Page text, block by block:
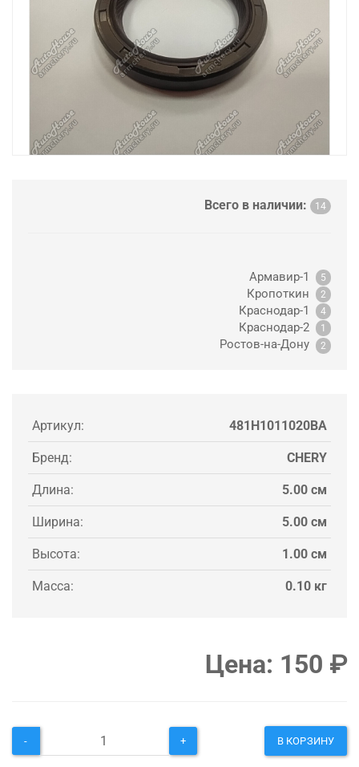
Всего в наличии: 14
Армавир-1 5
Кропоткин 2
Краснодар-1 4
Краснодар-2 1
Ростов-на-Дону 2
Артикул: 481H1011020BA
Бренд: CHERY
Длина: 5.00 см
Ширина: 5.00 см
Высота: 1.00 см
Масса: 0.10 кг
Цена: 150 ₽
- + В КОРЗИНУ